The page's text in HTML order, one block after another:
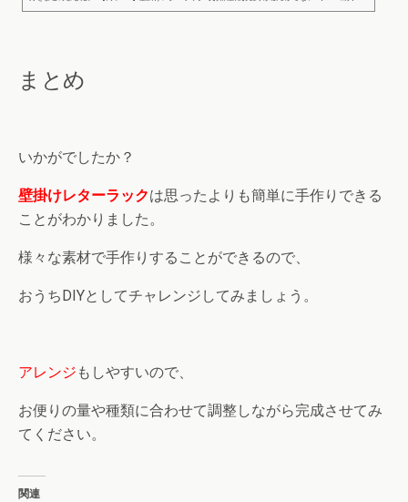
tps://michill.jp/author/column/5144 100均にある材料だけで簡単に壁掛けレターラックを手作りすること
まとめ
いかがでしたか？
壁掛けレターラックは思ったよりも簡単に手作りできる
ことがわかりました。
様々な素材で手作りすることができるので、
おうちDIYとしてチャレンジしてみましょう。
アレンジ もしやすいので、
お便りの量や種類に合わせて調整しながら完成させてみ
てください。
関連